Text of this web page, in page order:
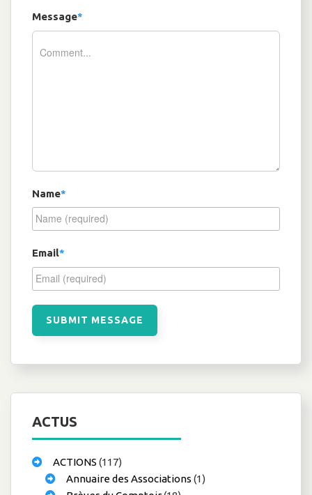
Message*
Name*
Email*
ACTUS
ACTIONS (117)
Annuaire des Associations (1)